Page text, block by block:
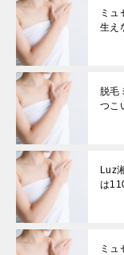
ミュ
生え
脱毛
つこ
Luz
は
ミュ